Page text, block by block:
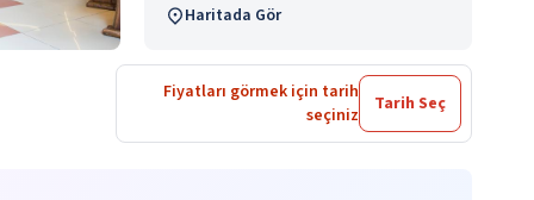
Haritada Gör
Fiyatları görmek için tarih
seçiniz
Tarih Seç